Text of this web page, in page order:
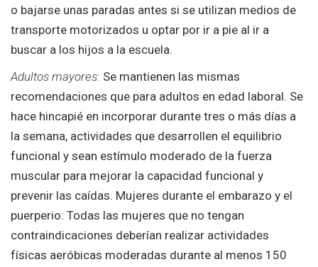
o bajarse unas paradas antes si se utilizan medios de
transporte motorizados u optar por ir a pie al ir a
buscar a los hijos a la escuela.
Adultos mayores: Se mantienen las mismas
recomendaciones que para adultos en edad laboral. Se
hace hincapié en incorporar durante tres o más días a
la semana, actividades que desarrollen el equilibrio
funcional y sean estímulo moderado de la fuerza
muscular para mejorar la capacidad funcional y
prevenir las caídas. Mujeres durante el embarazo y el
puerperio: Todas las mujeres que no tengan
contraindicaciones deberían realizar actividades
físicas aeróbicas moderadas durante al menos 150